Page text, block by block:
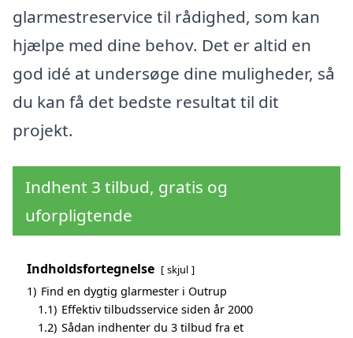
glarmestreservice til rådighed, som kan
hjælpe med dine behov. Det er altid en
god idé at undersøge dine muligheder, så
du kan få det bedste resultat til dit
projekt.
Indhent 3 tilbud, gratis og
uforpligtende
Indholdsfortegnelse skjul
1) Find en dygtig glarmester i Outrup
1.1) Effektiv tilbudsservice siden år 2000
1.2) Sådan indhenter du 3 tilbud fra et